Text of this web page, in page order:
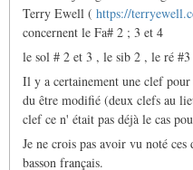
Terry Ewell ( https://
concernent le Fa# 2 ; 3 et 4
le sol # 2 et 3 , le sib 2 , le ré
Il y a certainement une clef
du être modifié (deux clefs au
clef ce n' était pas déjà le cas
Je ne crois pas avoir vu noté
basson français.